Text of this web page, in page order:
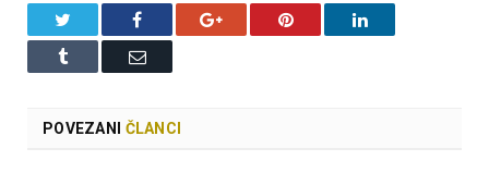
Facebook Google+ Pinterest LinkedIn
Tumblr Email
POVEZANI ČLANCI